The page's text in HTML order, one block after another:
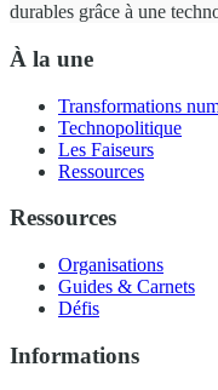
durables grâce à une
À la une
Transformations
Technopolitique
Les Faiseurs
Ressources
Ressources
Organisations
Guides & Carnets
Défis
Informations